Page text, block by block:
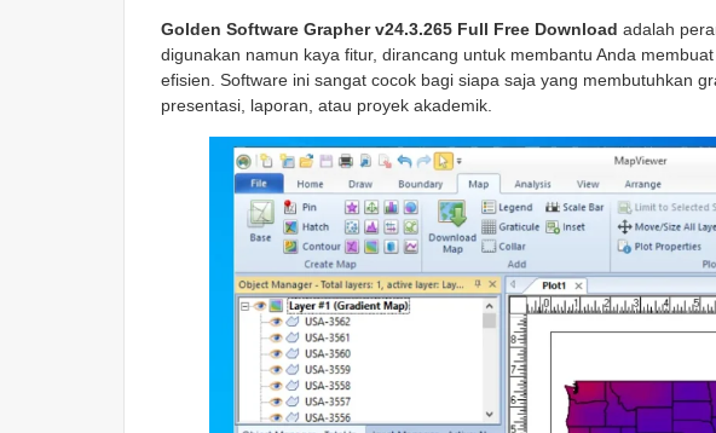
Golden Software Grapher v24.3.265 Full Free Download adalah
digunakan namun kaya fitur, dirancang untuk membantu Anda
efisien. Software ini sangat cocok bagi siapa saja yang membutuhkan
presentasi, laporan, atau proyek akademik.